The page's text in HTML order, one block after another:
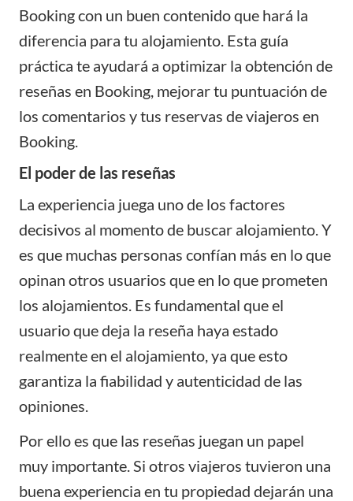
Bookingcon un buen contenido que hará la
diferencia para tu alojamiento. Esta guía
práctica te ayudará a optimizar la obtención de
reseñas en Booking, mejorar tu puntuación de
los comentarios y tus reservas de viajeros en
Booking.
El poder de las reseñas
La experiencia juega uno de los factores
decisivos al momento de buscar alojamiento. Y
es que muchas personas confían más en lo que
opinan otros usuarios que en lo que prometen
los alojamientos. Es fundamental que el
usuario que deja la reseña haya estado
realmente en el alojamiento, ya que esto
garantiza la fiabilidad y autenticidad de las
opiniones.
Por ello es que las reseñas juegan un papel
muy importante. Si otros viajeros tuvieron una
buena experiencia en tu propiedad dejarán una